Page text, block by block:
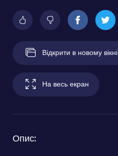
Відкрити в новому вікні
На весь екран
Опис: